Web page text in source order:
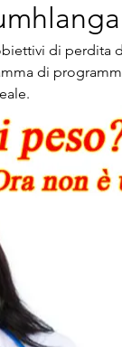
di perdita
di